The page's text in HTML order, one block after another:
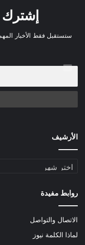
إشترك
ستستقبل فقط الأخبار
الأرشيف
الأرشيف
روابط مفيدة
الاتصال والتواصل
لماذا الكلمة نيوز